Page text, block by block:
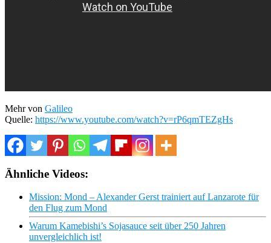
Mehr von Galileo
Quelle: https://www.youtube.com/watch?v=rP6qmTEZgHs
Ähnliche Videos:
Mission: Mond – Alexander Gerst trainiert auf Lanzarote für
den Flug zum Mond
Warum Kamebishi’s Sojasauce seit über 250 Jahren
unvergleichlich ist!